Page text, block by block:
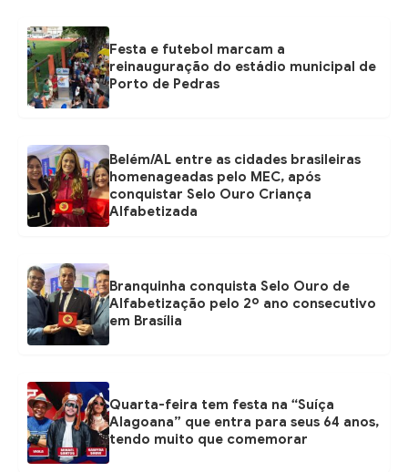
Festa e futebol marcam a
reinauguração do estádio municipal de
Porto de Pedras
Belém/AL entre as cidades brasileiras
homenageadas pelo MEC, após
conquistar Selo Ouro Criança
Alfabetizada
Branquinha conquista Selo Ouro de
Alfabetização pelo 2º ano consecutivo
em Brasília
Quarta-feira tem festa na “Suíça
Alagoana” que entra para seus 64 anos,
tendo muito que comemorar